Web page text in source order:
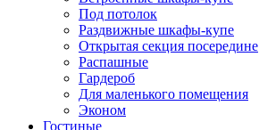
Под потолок
Раздвижные шкафы-купе
Открытая секция посередине
Распашные
Гардероб
Для маленького помещения
Эконом
Гостиные